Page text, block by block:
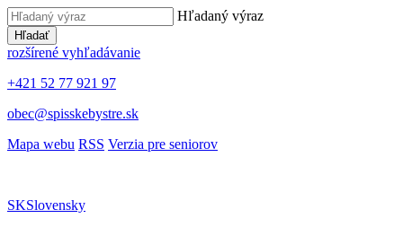
Hľadaný výraz
Hľadať
rozšírené vyhľadávanie
+421 52 77 921 97
obec@spisskebystre.sk
Mapa webu RSS Verzia pre seniorov
SKSlovensky